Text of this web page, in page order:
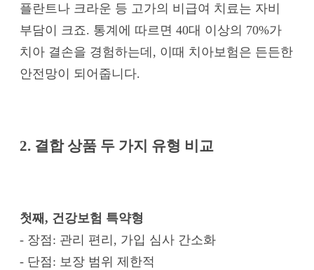
플란트나 크라운 등 고가의 비급여 치료는 자비
부담이 크죠. 통계에 따르면 40대 이상의 70%가
치아 결손을 경험하는데, 이때 치아보험은 든든한
안전망이 되어줍니다.
2. 결합 상품 두 가지 유형 비교
첫째, 건강보험 특약형
- 장점: 관리 편리, 가입 심사 간소화
- 단점: 보장 범위 제한적